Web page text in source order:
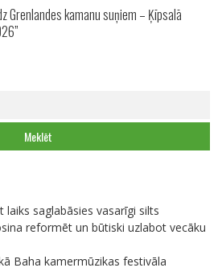
Grenlandes kamanu suņiem – Ķīpsalā
laiks saglabāsies vasarīgi silts
reformēt un būtiski uzlabot vecāku
Baha kamermūzikas festivāla